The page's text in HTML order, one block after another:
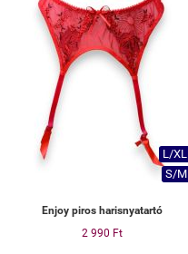
L/XL
S/M
Enjoy piros harisnyatartó
2 990 Ft